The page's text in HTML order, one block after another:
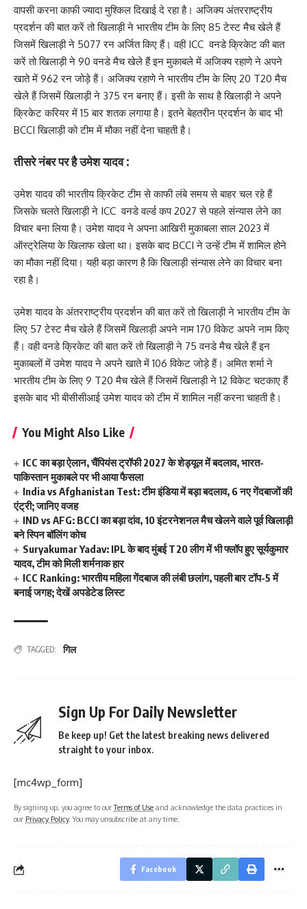
वापसी करना काफी ज्यादा मुश्किल दिखाई दे रहा है। अजिक्य अंतरराष्ट्रीय
प्रदर्शन की बात करें तो खिलाड़ी ने भारतीय टीम के लिए 85 टेस्ट मैच खेले हैं
जिसमें खिलाड़ी ने 5077 रन अर्जित किए हैं। वही ICC वनडे क्रिकेट की बात
करें तो खिलाड़ी ने 90 वनडे मैच खेले हैं इन मुकाबले में अजिक्य रहाणे ने अपने
खाते में 962 रन जोड़े हैं। अजिक्य रहाणे ने भारतीय टीम के लिए 20 T20 मैच
खेले हैं जिसमें खिलाड़ी ने 375 रन बनाए हैं। इसी के साथ है खिलाड़ी ने अपने
क्रिकेट करियर में 15 बार शतक लगाया है। इतने बेहतरीन प्रदर्शन के बाद भी
BCCI खिलाड़ी को टीम में मौका नहीं देना चाहती है।
तीसरे नंबर पर है उमेश यादव :
उमेश यादव की भारतीय क्रिकेट टीम से काफी लंबे समय से बाहर चल रहे हैं
जिसके चलते खिलाड़ी ने ICC वनडे वर्ल्ड कप 2027 से पहले संन्यास लेने का
विचार बना लिया है। उमेश यादव ने अपना आखिरी मुकाबला साल 2023 में
ऑस्ट्रेलिया के खिलाफ खेला था। इसके बाद BCCI ने उन्हें टीम में शामिल होने
का मौका नहीं दिया। यही बड़ा कारण है कि खिलाड़ी संन्यास लेने का विचार बना
रहा है।
उमेश यादव के अंतरराष्ट्रीय प्रदर्शन की बात करें तो खिलाड़ी ने भारतीय टीम के
लिए 57 टेस्ट मैच खेले हैं जिसमें खिलाड़ी अपने नाम 170 विकेट अपने नाम किए
हैं। वही वनडे क्रिकेट की बात करें तो खिलाड़ी ने 75 वनडे मैच खेले हैं इन
मुकाबलों में उमेश यादव ने अपने खाते में 106 विकेट जोड़े हैं। अमित शर्मा ने
भारतीय टीम के लिए 9 T20 मैच खेले हैं जिसमें खिलाड़ी ने 12 विकेट चटकाए हैं
इसके बाद भी बीसीसीआई उमेश यादव को टीम में शामिल नहीं करना चाहती है।
You Might Also Like
ICC का बड़ा ऐलान, चैंपियंस ट्रॉफी 2027 के शेड्यूल में बदलाव, भारत-
पाकिस्तान मुकाबले पर भी आया फैसला
India vs Afghanistan Test: टीम इंडिया में बड़ा बदलाव, 6 नए गेंदबाजों की
एंट्री; जानिए वजह
IND vs AFG: BCCI का बड़ा दांव, 10 इंटरनेशनल मैच खेलने वाले पूर्व खिलाड़ी
बने स्पिन बॉलिंग कोच
Suryakumar Yadav: IPL के बाद मुंबई T20 लीग में भी फ्लॉप हुए सूर्यकुमार
यादव, टीम को मिली शर्मनाक हार
ICC Ranking: भारतीय महिला गेंदबाज की लंबी छलांग, पहली बार टॉप-5 में
बनाई जगह; देखें अपडेटेड लिस्ट
TAGGED: गिल
Sign Up For Daily Newsletter
Be keep up! Get the latest breaking news delivered
straight to your inbox.
[mc4wp_form]
By signing up, you agree to ourTerms of Use and acknowledge the data practices in
our Privacy Policy. You may unsubscribe at any time.
Facebook